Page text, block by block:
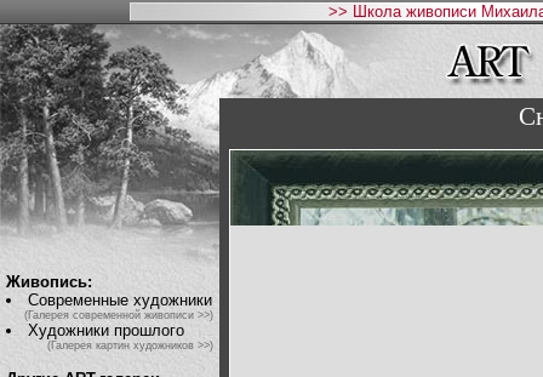
>> Школа живописи
Живопись:
Современные художники
(Галерея современной живописи >>)
Художники прошлого
(Галерея картин художников >>)